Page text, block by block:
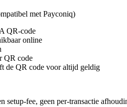
met Payconiq)
QR-code
online
QR code
de QR code voor altijd geldig
setup-fee, geen per-transactie